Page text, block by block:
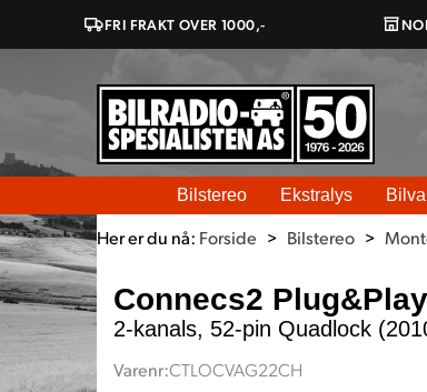
FRI FRAKT OVER 1000,-
Bilstereo Ekstralys
Her er du nå: Forside > Bilstereo >
Connecs2
2-kanals, 52-pin Quadlock
Varenr:CTLOCVAG22CH